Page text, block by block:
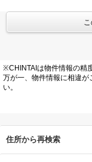
※CHINTAIは物件情報の精
万が一、物件情報に相違が
い。
住所から再検索